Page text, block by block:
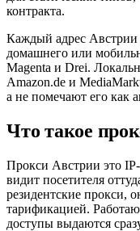
контракта.
Каждый адрес Австрии
домашнего или
Magenta и Drei.
Amazon.de и
а не помечают его как
Что такое
Прокси Австрии это IP-
видит посетителя
резидентские прокси,
тарификацией.
доступы выдаются